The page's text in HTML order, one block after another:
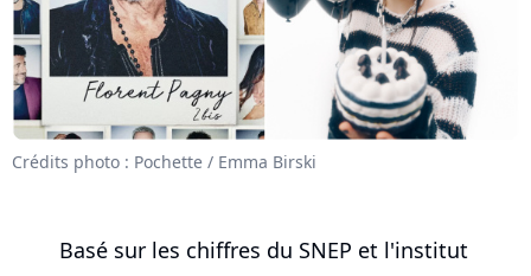
Crédits photo : Pochette / Emma Birski
Basé sur les chiffres du SNEP et l'institut